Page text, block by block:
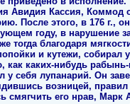
Авидия Кассия, Коммод
После этого, в 176 г.,
году, в нарушение
тогда благодаря
и кутежи, собирал
как каких-нибудь
у себя лупанарий. Он
возницей,
смягчить его нрав,